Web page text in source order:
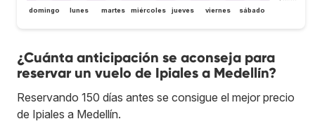
domingo lunes martes miércoles jueves viernes sábado
¿Cuánta anticipación se aconseja para
reservar un vuelo de Ipiales a Medellín?
Reservando 150 días antes se consigue el mejor precio
de Ipiales a Medellín.